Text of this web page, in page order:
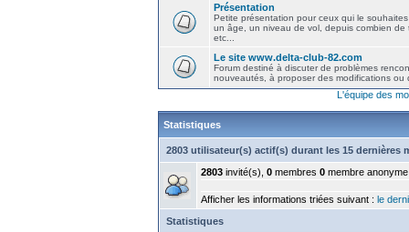
Présentation
Petite présentation pour ceux qui le
un âge, un niveau de vol, depuis combien de
etc...
Le site www.delta-club-82.com
Forum destiné à discuter de problèmes
nouveautés, à proposer des modifications ou
L'équipe des
Statistiques
2803 utilisateur(s) actif(s) durant les 15 dernières
2803 invité(s), 0 membres 0 membre anonyme
Afficher les informations triées suivant : le
Statistiques